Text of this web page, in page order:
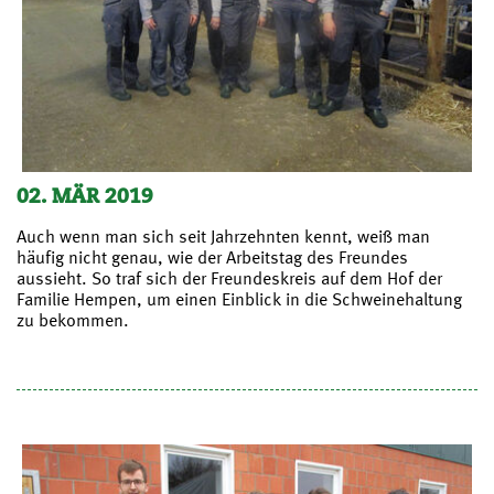
02. MÄR 2019
Auch wenn man sich seit Jahrzehnten kennt, weiß man
häufig nicht genau, wie der Arbeitstag des Freundes
aussieht. So traf sich der Freundeskreis auf dem Hof der
Familie Hempen, um einen Einblick in die Schweinehaltung
zu bekommen.